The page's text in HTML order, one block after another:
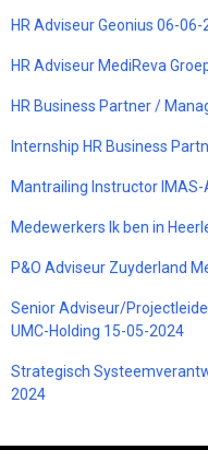
HR Adviseur Geonius 06-06-
HR Adviseur MediReva
HR Business Partner /
Internship HR Business
Mantrailing Instructor
Medewerkers Ik ben in
P&O Adviseur Zuyderland
Senior Adviseur/
UMC-Holding 15-05-2024
Strategisch
2024